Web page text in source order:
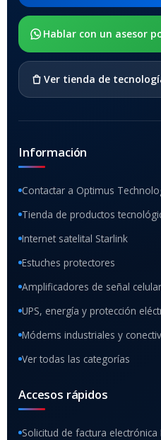
Hablar con un asesor
Ver tienda de
Información
Contactar a Optimus
Tienda de productos
Internet satelital Starlink
Estuches protectores
Amplificadores de señal celular
UPS, energía y protección
Módems industriales y
Ver todas las categorías
Accesos rápidos
Solicitud de factura electrónica